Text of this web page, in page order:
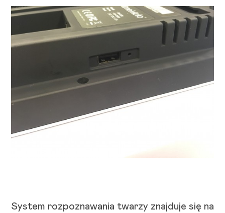
System rozpoznawania twarzy znajduje się na